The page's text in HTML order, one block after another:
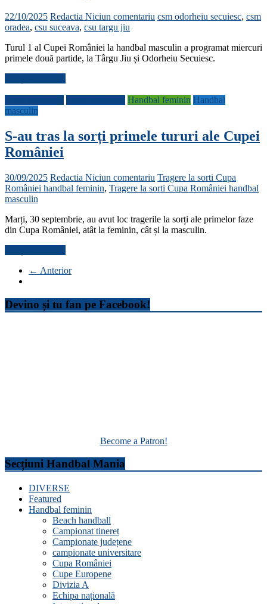
22/10/2025 Redactia Niciun comentariu csm odorheiu secuiesc, csm
oradea, csu suceava, csu targu jiu
Turul 1 al Cupei României la handbal masculin a programat miercuri
primele două partide, la Târgu Jiu și Odorheiu Secuiesc.
Handbal feminin Handbal
masculin
S-au tras la sorți primele tururi ale Cupei
României
30/09/2025 Redactia Niciun comentariu Tragere la sorti Cupa
României handbal feminin, Tragere la sorti Cupa României handbal
masculin
Marți, 30 septembrie, au avut loc tragerile la sorți ale primelor faze
din Cupa României, atât la feminin, cât și la masculin.
← Anterior
Devino și tu fan pe Facebook!
Become a Patron!
Secțiuni Handbal Mania
DIVERSE
Featured
Handbal feminin
Beach handball
Campionat tineret
Campionate județene
campionate universitare
Cupa României
Cupe Europene
Divizia A
Echipa națională